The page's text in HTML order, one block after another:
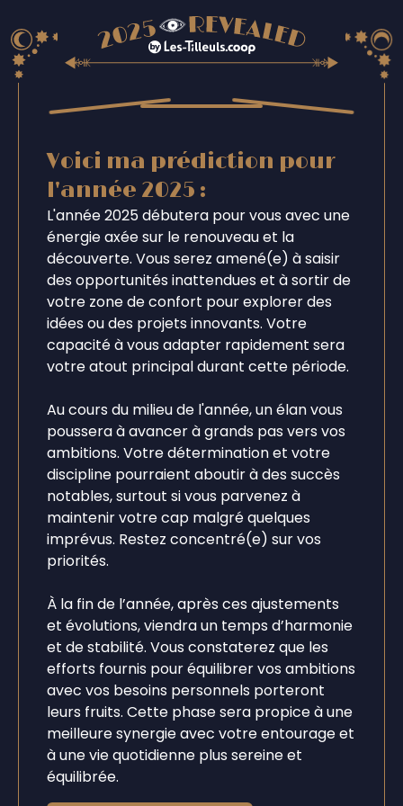
Voici ma prédiction pour
l'année 2025 :
L'année 2025 débutera pour vous avec une
énergie axée sur le renouveau et la
découverte. Vous serez amené(e) à saisir
des opportunités inattendues et à sortir de
votre zone de confort pour explorer des
idées ou des projets innovants. Votre
capacité à vous adapter rapidement sera
votre atout principal durant cette période.
Au cours du milieu de l'année, un élan vous
poussera à avancer à grands pas vers vos
ambitions. Votre détermination et votre
discipline pourraient aboutir à des succès
notables, surtout si vous parvenez à
maintenir votre cap malgré quelques
imprévus. Restez concentré(e) sur vos
priorités.
À la fin de l’année, après ces ajustements
et évolutions, viendra un temps d’harmonie
et de stabilité. Vous constaterez que les
efforts fournis pour équilibrer vos ambitions
avec vos besoins personnels porteront
leurs fruits. Cette phase sera propice à une
meilleure synergie avec votre entourage et
à une vie quotidienne plus sereine et
équilibrée.